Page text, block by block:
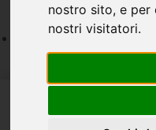
nostro sito, e per
nostri visitatori.